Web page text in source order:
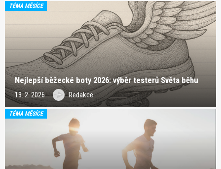
TÉMA MĚSÍCE
Nejlepší běžecké boty 2026: výběr testerů Světa běhu
13. 2. 2026 Redakce
TÉMA MĚSÍCE